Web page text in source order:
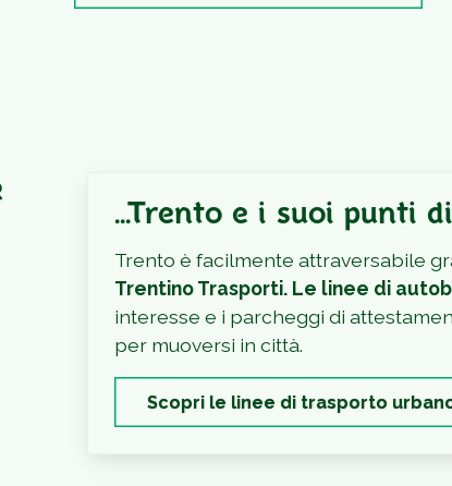
...Trento e i suoi punti
Trento è facilmente attraversabile
Trentino Trasporti. Le linee di
interesse e i parcheggi di
per muoversi in città.
Scopri le linee di trasporto